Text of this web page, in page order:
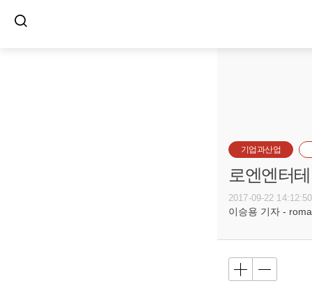
기업과산업
로엔엔터
2017-09-22 14:12:50
이승용 기자 -